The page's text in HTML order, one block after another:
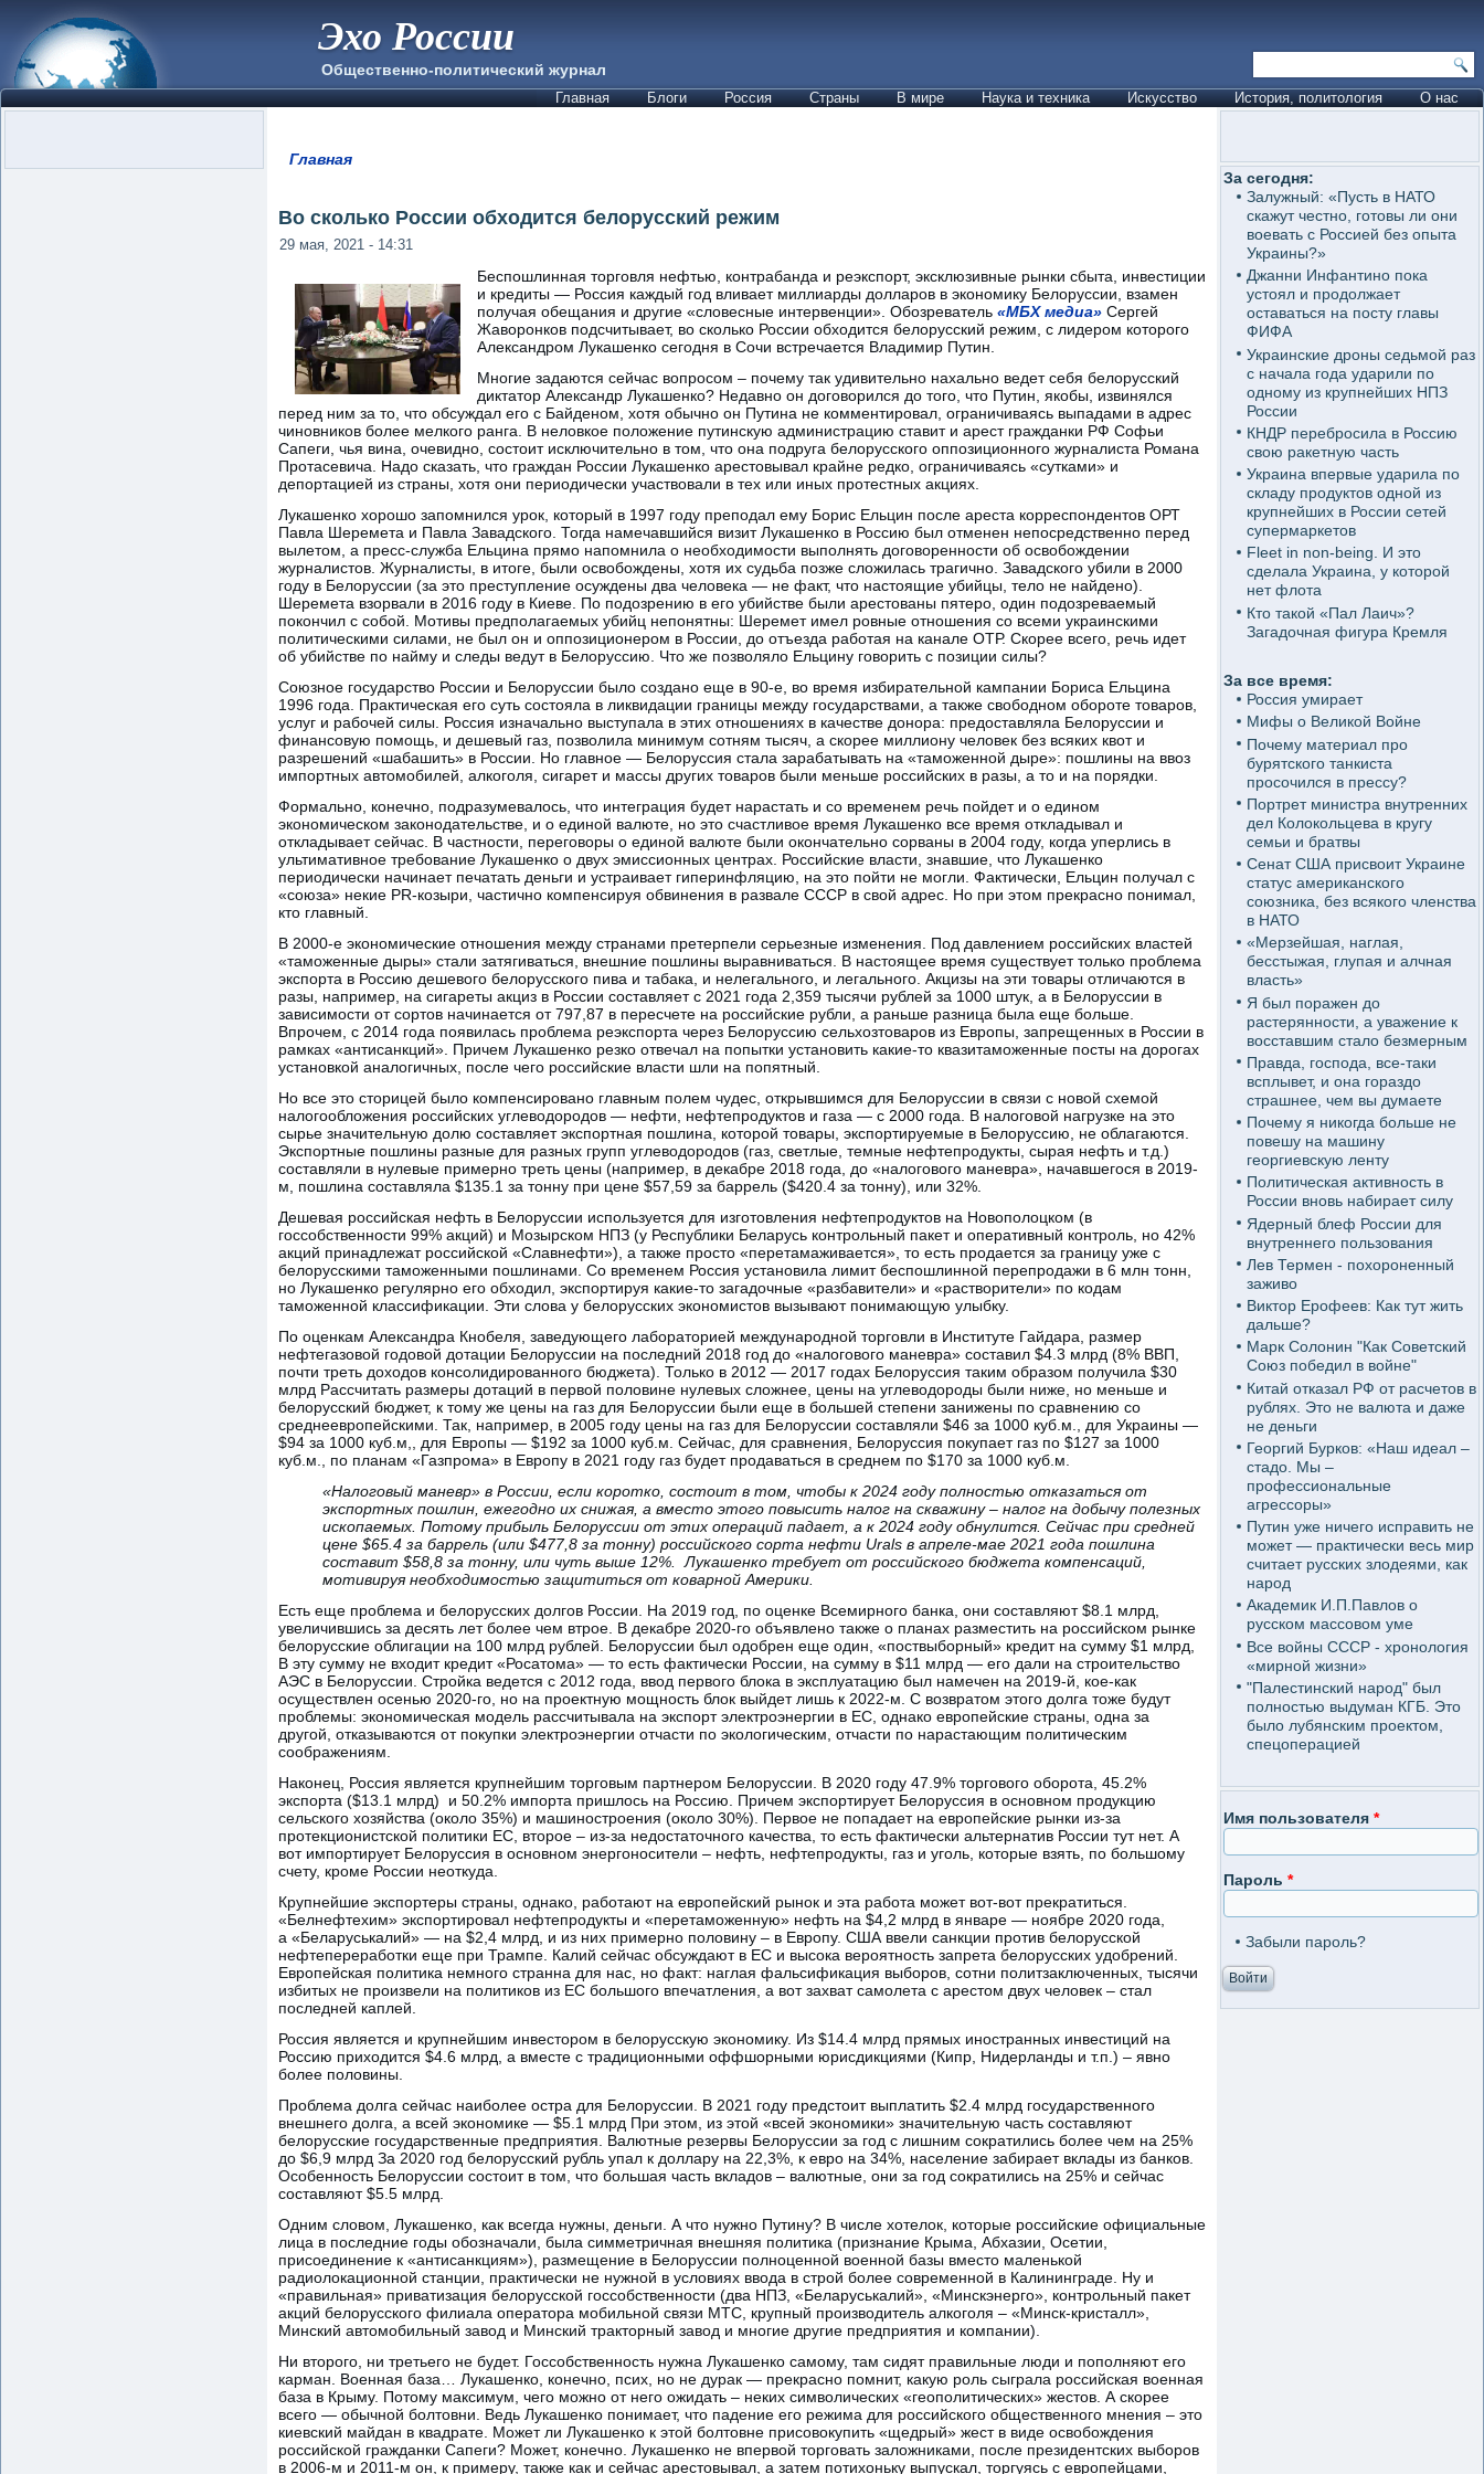
Эхо России
Общественно-политический журнал
Главная Блоги Россия Страны В мире Наука и техника Искусство История, политология О нас
Главная
Во сколько России обходится белорусский режим
29 мая, 2021 - 14:31
Беспошлинная торговля нефтью, контрабанда и реэкспорт, эксклюзивные рынки сбыта, инвестиции
и кредиты — Россия каждый год вливает миллиарды долларов в экономику Белоруссии, взамен
получая обещания и другие «словесные интервенции». Обозреватель «МБХ медиа» Сергей
Жаворонков подсчитывает, во сколько России обходится белорусский режим, с лидером которого
Александром Лукашенко сегодня в Сочи встречается Владимир Путин.
Многие задаются сейчас вопросом – почему так удивительно нахально ведет себя белорусский
диктатор Александр Лукашенко? Недавно он договорился до того, что Путин, якобы, извинялся
перед ним за то, что обсуждал его с Байденом, хотя обычно он Путина не комментировал, ограничиваясь выпадами в адрес
чиновников более мелкого ранга. В неловкое положение путинскую администрацию ставит и арест гражданки РФ Софьи
Сапеги, чья вина, очевидно, состоит исключительно в том, что она подруга белорусского оппозиционного журналиста Романа
Протасевича. Надо сказать, что граждан России Лукашенко арестовывал крайне редко, ограничиваясь «сутками» и
депортацией из страны, хотя они периодически участвовали в тех или иных протестных акциях.
Лукашенко хорошо запомнился урок, который в 1997 году преподал ему Борис Ельцин после ареста корреспондентов ОРТ
Павла Шеремета и Павла Завадского. Тогда намечавшийся визит Лукашенко в Россию был отменен непосредственно перед
вылетом, а пресс-служба Ельцина прямо напомнила о необходимости выполнять договоренности об освобождении
журналистов. Журналисты, в итоге, были освобождены, хотя их судьба позже сложилась трагично. Завадского убили в 2000
году в Белоруссии (за это преступление осуждены два человека — не факт, что настоящие убийцы, тело не найдено).
Шеремета взорвали в 2016 году в Киеве. По подозрению в его убийстве были арестованы пятеро, один подозреваемый
покончил с собой. Мотивы предполагаемых убийц непонятны: Шеремет имел ровные отношения со всеми украинскими
политическими силами, не был он и оппозиционером в России, до отъезда работая на канале ОТР. Скорее всего, речь идет
об убийстве по найму и следы ведут в Белоруссию. Что же позволяло Ельцину говорить с позиции силы?
Союзное государство России и Белоруссии было создано еще в 90-е, во время избирательной кампании Бориса Ельцина
1996 года. Практическая его суть состояла в ликвидации границы между государствами, а также свободном обороте товаров,
услуг и рабочей силы. Россия изначально выступала в этих отношениях в качестве донора: предоставляла Белоруссии и
финансовую помощь, и дешевый газ, позволила минимум сотням тысяч, а скорее миллиону человек без всяких квот и
разрешений «шабашить» в России. Но главное — Белоруссия стала зарабатывать на «таможенной дыре»: пошлины на ввоз
импортных автомобилей, алкоголя, сигарет и массы других товаров были меньше российских в разы, а то и на порядки.
Формально, конечно, подразумевалось, что интеграция будет нарастать и со временем речь пойдет и о едином
экономическом законодательстве, и о единой валюте, но это счастливое время Лукашенко все время откладывал и
откладывает сейчас. В частности, переговоры о единой валюте были окончательно сорваны в 2004 году, когда уперлись в
ультимативное требование Лукашенко о двух эмиссионных центрах. Российские власти, знавшие, что Лукашенко
периодически начинает печатать деньги и устраивает гиперинфляцию, на это пойти не могли. Фактически, Ельцин получал с
«союза» некие PR-козыри, частично компенсируя обвинения в развале СССР в свой адрес. Но при этом прекрасно понимал,
кто главный.
В 2000-е экономические отношения между странами претерпели серьезные изменения. Под давлением российских властей
«таможенные дыры» стали затягиваться, внешние пошлины выравниваться. В настоящее время существует только проблема
экспорта в Россию дешевого белорусского пива и табака, и нелегального, и легального. Акцизы на эти товары отличаются в
разы, например, на сигареты акциз в России составляет с 2021 года 2,359 тысячи рублей за 1000 штук, а в Белоруссии в
зависимости от сортов начинается от 797,87 в пересчете на российские рубли, а раньше разница была еще больше.
Впрочем, с 2014 года появилась проблема реэкспорта через Белоруссию сельхозтоваров из Европы, запрещенных в России в
рамках «антисанкций». Причем Лукашенко резко отвечал на попытки установить какие-то квазитаможенные посты на дорогах
установкой аналогичных, после чего российские власти шли на попятный.
Но все это сторицей было компенсировано главным полем чудес, открывшимся для Белоруссии в связи с новой схемой
налогообложения российских углеводородов — нефти, нефтепродуктов и газа — с 2000 года. В налоговой нагрузке на это
сырье значительную долю составляет экспортная пошлина, которой товары, экспортируемые в Белоруссию, не облагаются.
Экспортные пошлины разные для разных групп углеводородов (газ, светлые, темные нефтепродукты, сырая нефть и т.д.)
составляли в нулевые примерно треть цены (например, в декабре 2018 года, до «налогового маневра», начавшегося в 2019-
м, пошлина составляла $135.1 за тонну при цене $57,59 за баррель ($420.4 за тонну), или 32%.
Дешевая российская нефть в Белоруссии используется для изготовления нефтепродуктов на Новополоцком (в
госсобственности 99% акций) и Мозырском НПЗ (у Республики Беларусь контрольный пакет и оперативный контроль, но 42%
акций принадлежат российской «Славнефти»), а также просто «перетамаживается», то есть продается за границу уже с
белорусскими таможенными пошлинами. Со временем Россия установила лимит беспошлинной перепродажи в 6 млн тонн,
но Лукашенко регулярно его обходил, экспортируя какие-то загадочные «разбавители» и «растворители» по кодам
таможенной классификации. Эти слова у белорусских экономистов вызывают понимающую улыбку.
По оценкам Александра Кнобеля, заведующего лабораторией международной торговли в Институте Гайдара, размер
нефтегазовой годовой дотации Белоруссии на последний 2018 год до «налогового маневра» составил $4.3 млрд (8% ВВП,
почти треть доходов консолидированного бюджета). Только в 2012 — 2017 годах Белоруссия таким образом получила $30
млрд Рассчитать размеры дотаций в первой половине нулевых сложнее, цены на углеводороды были ниже, но меньше и
белорусский бюджет, к тому же цены на газ для Белоруссии были еще в большей степени занижены по сравнению со
среднеевропейскими. Так, например, в 2005 году цены на газ для Белоруссии составляли $46 за 1000 куб.м., для Украины —
$94 за 1000 куб.м,, для Европы — $192 за 1000 куб.м. Сейчас, для сравнения, Белоруссия покупает газ по $127 за 1000
куб.м., по планам «Газпрома» в Европу в 2021 году газ будет продаваться в среднем по $170 за 1000 куб.м.
«Налоговый маневр» в России, если коротко, состоит в том, чтобы к 2024 году полностью отказаться от
экспортных пошлин, ежегодно их снижая, а вместо этого повысить налог на скважину – налог на добычу полезных
ископаемых. Потому прибыль Белоруссии от этих операций падает, а к 2024 году обнулится. Сейчас при средней
цене $65.4 за баррель (или $477,8 за тонну) российского сорта нефти Urals в апреле-мае 2021 года пошлина
составит $58,8 за тонну, или чуть выше 12%. Лукашенко требует от российского бюджета компенсаций,
мотивируя необходимостью защититься от коварной Америки.
Есть еще проблема и белорусских долгов России. На 2019 год, по оценке Всемирного банка, они составляют $8.1 млрд,
увеличившись за десять лет более чем втрое. В декабре 2020-го объявлено также о планах разместить на российском рынке
белорусские облигации на 100 млрд рублей. Белоруссии был одобрен еще один, «поствыборный» кредит на сумму $1 млрд,
В эту сумму не входит кредит «Росатома» — то есть фактически России, на сумму в $11 млрд — его дали на строительство
АЭС в Белоруссии. Стройка ведется с 2012 года, ввод первого блока в эксплуатацию был намечен на 2019-й, кое-как
осуществлен осенью 2020-го, но на проектную мощность блок выйдет лишь к 2022-м. С возвратом этого долга тоже будут
проблемы: экономическая модель рассчитывала на экспорт электроэнергии в ЕС, однако европейские страны, одна за
другой, отказываются от покупки электроэнергии отчасти по экологическим, отчасти по нарастающим политическим
соображениям.
Наконец, Россия является крупнейшим торговым партнером Белоруссии. В 2020 году 47.9% торгового оборота, 45.2%
экспорта ($13.1 млрд) и 50.2% импорта пришлось на Россию. Причем экспортирует Белоруссия в основном продукцию
сельского хозяйства (около 35%) и машиностроения (около 30%). Первое не попадает на европейские рынки из-за
протекционистской политики ЕС, второе – из-за недостаточного качества, то есть фактически альтернатив России тут нет. А
вот импортирует Белоруссия в основном энергоносители – нефть, нефтепродукты, газ и уголь, которые взять, по большому
счету, кроме России неоткуда.
Крупнейшие экспортеры страны, однако, работают на европейский рынок и эта работа может вот-вот прекратиться.
«Белнефтехим» экспортировал нефтепродукты и «перетаможенную» нефть на $4,2 млрд в январе — ноябре 2020 года,
а «Беларуськалий» — на $2,4 млрд, и из них примерно половину – в Европу. США ввели санкции против белорусской
нефтепереработки еще при Трампе. Калий сейчас обсуждают в ЕС и высока вероятность запрета белорусских удобрений.
Европейская политика немного странна для нас, но факт: наглая фальсификация выборов, сотни политзаключенных, тысячи
избитых не произвели на политиков из ЕС большого впечатления, а вот захват самолета с арестом двух человек – стал
последней каплей.
Россия является и крупнейшим инвестором в белорусскую экономику. Из $14.4 млрд прямых иностранных инвестиций на
Россию приходится $4.6 млрд, а вместе с традиционными оффшорными юрисдикциями (Кипр, Нидерланды и т.п.) – явно
более половины.
Проблема долга сейчас наиболее остра для Белоруссии. В 2021 году предстоит выплатить $2.4 млрд государственного
внешнего долга, а всей экономике — $5.1 млрд При этом, из этой «всей экономики» значительную часть составляют
белорусские государственные предприятия. Валютные резервы Белоруссии за год с лишним сократились более чем на 25%
до $6,9 млрд За 2020 год белорусский рубль упал к доллару на 22,3%, к евро на 34%, население забирает вклады из банков.
Особенность Белоруссии состоит в том, что большая часть вкладов – валютные, они за год сократились на 25% и сейчас
составляют $5.5 млрд.
Одним словом, Лукашенко, как всегда нужны, деньги. А что нужно Путину? В числе хотелок, которые российские официальные
лица в последние годы обозначали, была симметричная внешняя политика (признание Крыма, Абхазии, Осетии,
присоединение к «антисанкциям»), размещение в Белоруссии полноценной военной базы вместо маленькой
радиолокационной станции, практически не нужной в условиях ввода в строй более современной в Калининграде. Ну и
«правильная» приватизация белорусской госсобственности (два НПЗ, «Беларуськалий», «Минскэнерго», контрольный пакет
акций белорусского филиала оператора мобильной связи МТС, крупный производитель алкоголя – «Минск-кристалл»,
Минский автомобильный завод и Минский тракторный завод и многие другие предприятия и компании).
Ни второго, ни третьего не будет. Госсобственность нужна Лукашенко самому, там сидят правильные люди и пополняют его
карман. Военная база… Лукашенко, конечно, псих, но не дурак — прекрасно помнит, какую роль сыграла российская военная
база в Крыму. Потому максимум, чего можно от него ожидать – неких символических «геополитических» жестов. А скорее
всего — обычной болтовни. Ведь Лукашенко понимает, что падение его режима для российского общественного мнения – это
киевский майдан в квадрате. Может ли Лукашенко к этой болтовне присовокупить «щедрый» жест в виде освобождения
российской гражданки Сапеги? Может, конечно. Лукашенко не впервой торговать заложниками, после президентских выборов
в 2006-м и 2011-м он, к примеру, также как и сейчас арестовывал, а затем потихоньку выпускал, торгуясь с европейцами,
За сегодня:
Залужный: «Пусть в НАТО
скажут честно, готовы ли они
воевать с Россией без опыта
Украины?»
Джанни Инфантино пока
устоял и продолжает
оставаться на посту главы
ФИФА
Украинские дроны седьмой раз
с начала года ударили по
одному из крупнейших НПЗ
России
КНДР перебросила в Россию
свою ракетную часть
Украина впервые ударила по
складу продуктов одной из
крупнейших в России сетей
супермаркетов
Fleet in non-being. И это
сделала Украина, у которой
нет флота
Кто такой «Пал Лаич»?
Загадочная фигура Кремля
За все время:
Россия умирает
Мифы о Великой Войне
Почему материал про
бурятского танкиста
просочился в прессу?
Портрет министра внутренних
дел Колокольцева в кругу
семьи и братвы
Сенат США присвоит Украине
статус американского
союзника, без всякого членства
в НАТО
«Мерзейшая, наглая,
бесстыжая, глупая и алчная
власть»
Я был поражен до
растерянности, а уважение к
восставшим стало безмерным
Правда, господа, все-таки
всплывет, и она гораздо
страшнее, чем вы думаете
Почему я никогда больше не
повешу на машину
георгиевскую ленту
Политическая активность в
России вновь набирает силу
Ядерный блеф России для
внутреннего пользования
Лев Термен - похороненный
заживо
Виктор Ерофеев: Как тут жить
дальше?
Марк Солонин "Как Советский
Союз победил в войне"
Китай отказал РФ от расчетов в
рублях. Это не валюта и даже
не деньги
Георгий Бурков: «Наш идеал –
стадо. Мы –
профессиональные
агрессоры»
Путин уже ничего исправить не
может — практически весь мир
считает русских злодеями, как
народ
Академик И.П.Павлов о
русском массовом уме
Все войны СССР - хронология
«мирной жизни»
"Палестинский народ" был
полностью выдуман КГБ. Это
было лубянским проектом,
спецоперацией
Имя пользователя *
Пароль *
Забыли пароль?